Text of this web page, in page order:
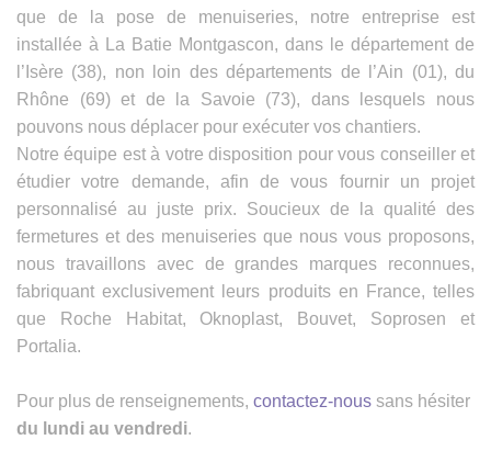
que de la pose de menuiseries, notre entreprise est
installée à La Batie Montgascon, dans le département de
l’Isère (38), non loin des départements de l’Ain (01), du
Rhône (69) et de la Savoie (73), dans lesquels nous
pouvons nous déplacer pour exécuter vos chantiers.
Notre équipe est à votre disposition pour vous conseiller et
étudier votre demande, afin de vous fournir un projet
personnalisé au juste prix. Soucieux de la qualité des
fermetures et des menuiseries que nous vous proposons,
nous travaillons avec de grandes marques reconnues,
fabriquant exclusivement leurs produits en France, telles
que Roche Habitat, Oknoplast, Bouvet, Soprosen et
Portalia.
Pour plus de renseignements, contactez-nous sans hésiter
du lundi au vendredi.